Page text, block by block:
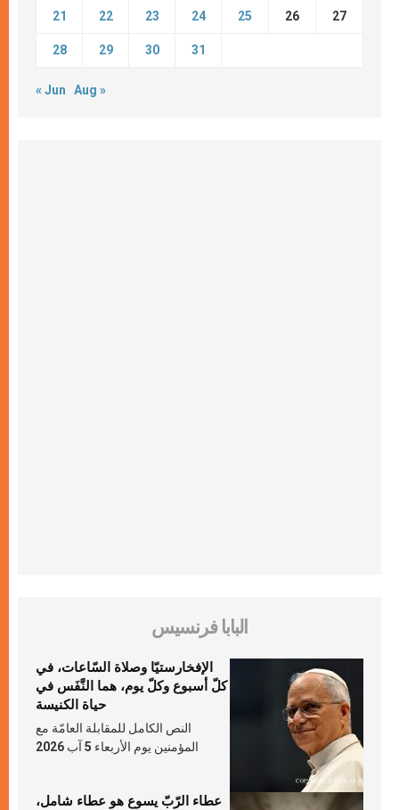
21 22 23 24 25 26 27
28 29 30 31
« Jun Aug »
البابا فرنسيس
الإفخارستيّا وصلاة السّاعات، في
كلّ أسبوع وكلّ يوم، هما النَّفَس في
حياة الكنيسة
النص الكامل للمقابلة العامّة مع
المؤمنين يوم الأربعاء 5 آب 2026
عطاء الرّبّ يسوع هو عطاء شامل،